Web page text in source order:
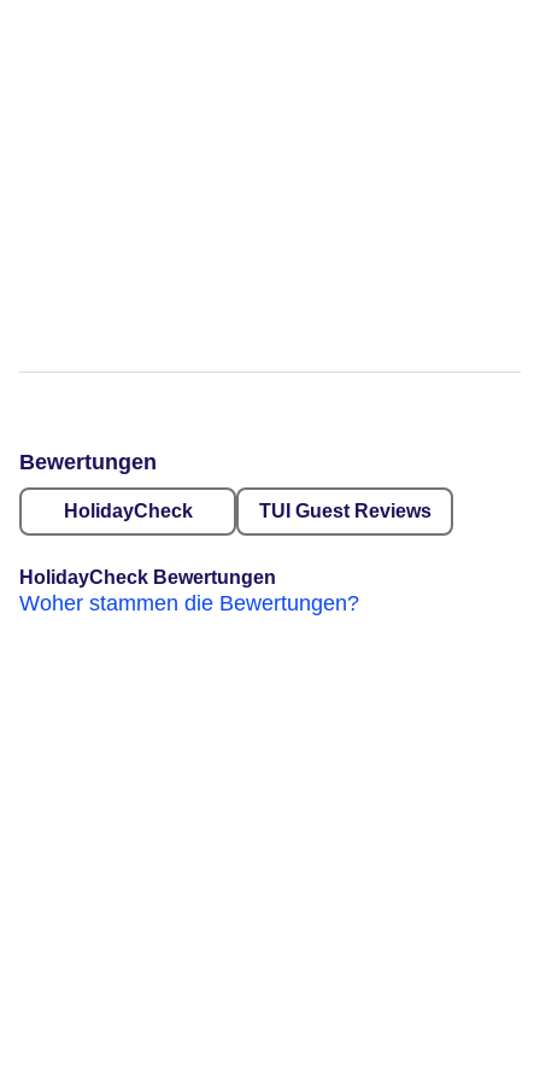
Bewertungen
HolidayCheck TUI Guest Reviews
HolidayCheck Bewertungen
Woher stammen die Bewertungen?